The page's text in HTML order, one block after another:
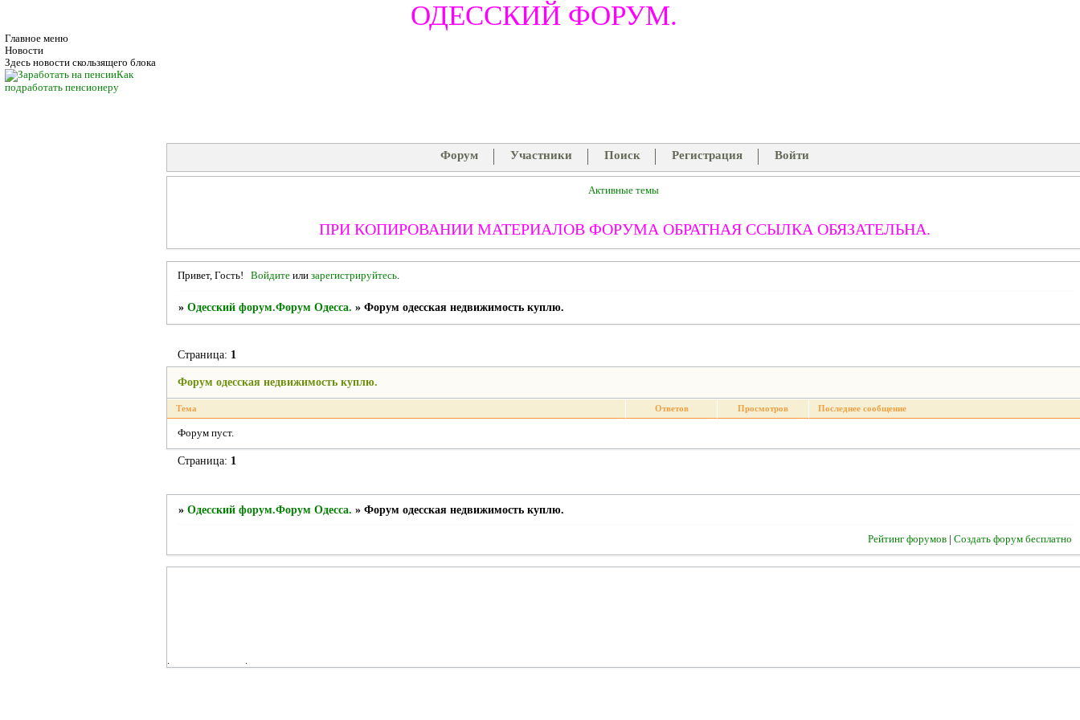
ОДЕССКИЙ ФОРУМ.
Главное меню
Новости
Здесь новости скользящего блока
Как
подработать пенсионеру
Форум Участники Поиск Регистрация Войти
Активные темы
ПРИ КОПИРОВАНИИ МАТЕРИАЛОВ ФОРУМА ОБРАТНАЯ ССЫЛКА ОБЯЗАТЕЛЬНА.
Привет, Гость! Войдитеили зарегистрируйтесь.
» Одесский форум.Форум Одесса. » Форум одесская недвижимость куплю.
Форум одесская недвижимость куплю.
Страница: 1
Тема Ответов Просмотров Последнее сообщение
Форум пуст.
Страница: 1
» Одесский форум.Форум Одесса. » Форум одесская недвижимость куплю.
Рейтинг форумов |Создать форум бесплатно
. .